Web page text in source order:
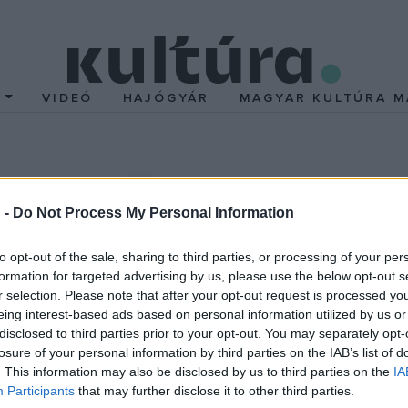
- Do Not Process My Personal Information
opt-out of the sale, sharing to third parties, or processing of your
for targeted advertising by us, please use the below opt-out
selection. Please note that after your opt-out request is processed
interest-based ads based on personal information utilized by us
to third parties prior to your opt-out. You may separately
of your personal information by third parties on the IAB’s list of
This information may also be disclosed by us to third parties on the
Participants that may further disclose it to other third parties.
VIDEÓ HAJÓGYÁR MAGYAR KULTÚRA
lett Poe titokzatos
város, Westminster presbiteriánus egyházának temetője
Jerome, a Poe-emlékház és múzeum kurátora.
is kétségek vannak a hagyomány történetével
vívott harc élén állt, azt állította, hogy ő találta
az irodalmi emlékhelyet. Porpora azt is állította, hogy ő